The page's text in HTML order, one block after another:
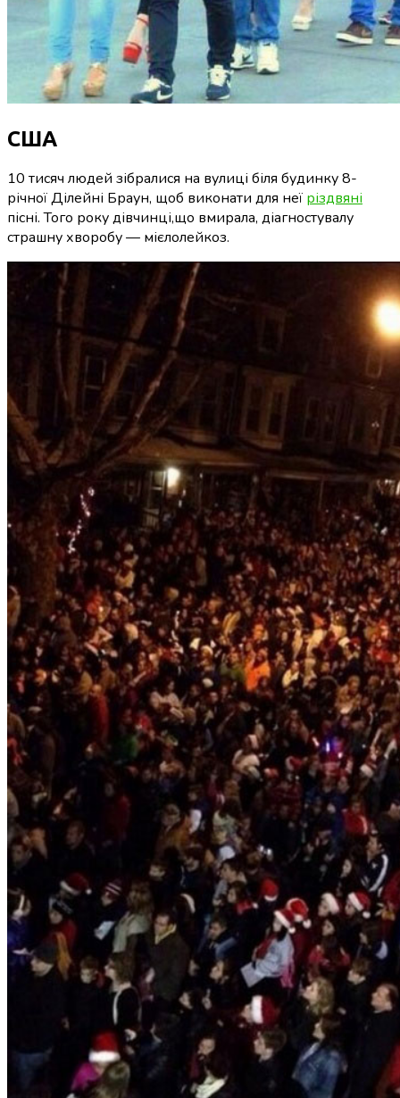
США
10 тисяч людей зібралися на вулиці біля будинку 8-
річної Ділейні Браун, щоб виконати для неї різдвяні
пісні. Того року дівчинці,що вмирала, діагностувалу
страшну хворобу — мієлолейкоз.